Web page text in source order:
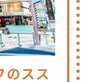
のスス